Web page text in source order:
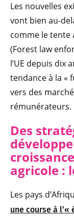
Les nouvelles
vont bien au-
comme le tente
(Forest law
l’UE depuis dix
tendance à la «
vers des
rémunérateurs.
Des
agricole :
Les pays
une course à l’«